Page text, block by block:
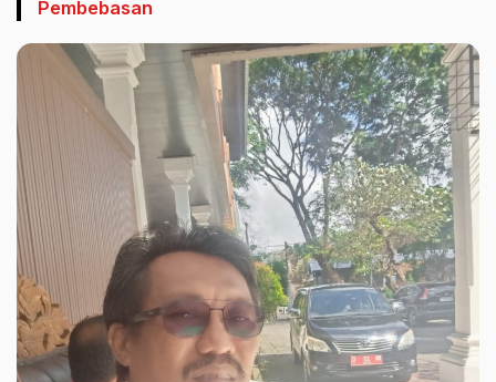
Pembebasan